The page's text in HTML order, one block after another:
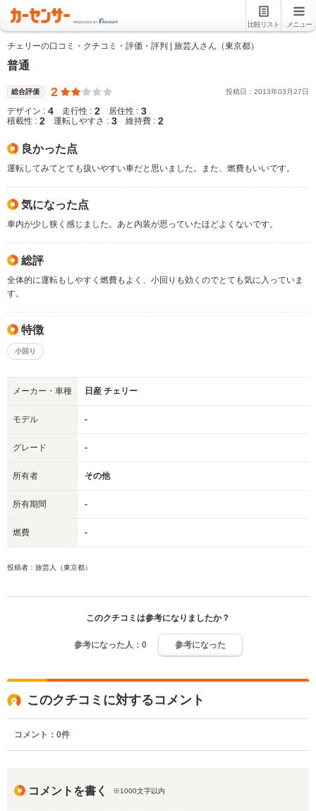
比較リスト メニュー
チェリーの口コミ・クチコミ・評価・評判 | 旅芸人さん（東京都）
普通
総合評価 2 投稿日： 2013年03 月27日
デザイン : 4 走行性 : 2 居住性 : 3
積載性 : 2 運転しやすさ : 3 維持費 : 2
良かった点
運転してみてとても扱いやすい車だと思いました。また、燃費もいいです。
気になった点
車内が少し狭く感じました。あと内装が思っていたほどよくないです。
総評
全体的に運転もしやすく燃費もよく、小回りも効くのでとても気に入っていま
す。
特徴
小回り
メーカー・車種 日産 チェリー
モデル -
グレード -
所有者 その他
所有期間 -
燃費 -
投稿者：旅芸人（東京都）
このクチコミは参考になりましたか？
参考になった人： 0 参考になった
このクチコミに対するコメント
コメント： 0件
コメントを書く ※1000文字以内